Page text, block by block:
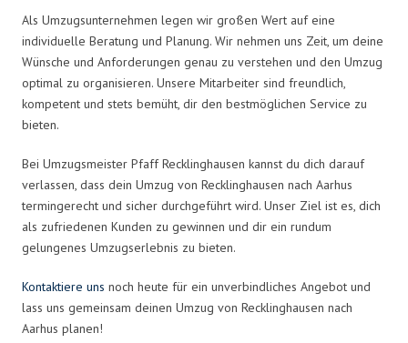
Als Umzugsunternehmen legen wir großen Wert auf eine
individuelle Beratung und Planung. Wir nehmen uns Zeit, um deine
Wünsche und Anforderungen genau zu verstehen und den Umzug
optimal zu organisieren. Unsere Mitarbeiter sind freundlich,
kompetent und stets bemüht, dir den bestmöglichen Service zu
bieten.
Bei Umzugsmeister Pfaff Recklinghausen kannst du dich darauf
verlassen, dass dein Umzug von Recklinghausen nach Aarhus
termingerecht und sicher durchgeführt wird. Unser Ziel ist es, dich
als zufriedenen Kunden zu gewinnen und dir ein rundum
gelungenes Umzugserlebnis zu bieten.
Kontaktiere uns noch heute für ein unverbindliches Angebot und
lass uns gemeinsam deinen Umzug von Recklinghausen nach
Aarhus planen!